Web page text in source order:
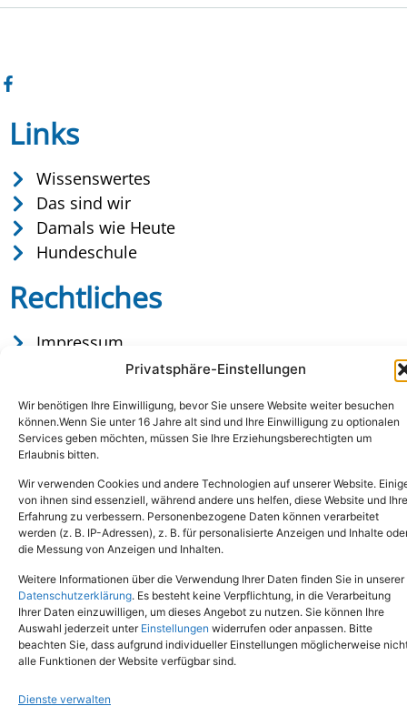
Privatsphäre-Einstellungen
Wir benötigen Ihre Einwilligung, bevor Sie unsere Website weiter besuchen
können.Wenn Sie unter 16 Jahre alt sind und Ihre Einwilligung zu optionalen
Services geben möchten, müssen Sie Ihre Erziehungsberechtigten um
Erlaubnis bitten.
Wir verwenden Cookies und andere Technologien auf unserer Website.
von ihnen sind essenziell, während andere uns helfen, diese Website und Ihre
Erfahrung zu verbessern. Personenbezogene Daten können verarbeitet
werden (z. B. IP-Adressen), z. B. für personalisierte Anzeigen und Inhalte
die Messung von Anzeigen und Inhalten.
Weitere Informationen über die Verwendung Ihrer Daten finden Sie in unserer
Datenschutzerklärung. Es besteht keine Verpflichtung, in die Verarbeitung
Ihrer Daten einzuwilligen, um dieses Angebot zu nutzen. Sie können Ihre
Auswahl jederzeit unter Einstellungen widerrufen oder anpassen. Bitte
beachten Sie, dass aufgrund individueller Einstellungen möglicherweise
alle Funktionen der Website verfügbar sind.
Dienste verwalten
Links
Wissenswertes
Das sind wir
Damals wie Heute
Hundeschule
Rechtliches
Impressum
Datenschutz
Copyright © 2024. Alle Rechte vorbehalten.
Tel.: (02651) - 77438info@tierheim-mayen.de
In der Pluns 1, 56727 Mayen